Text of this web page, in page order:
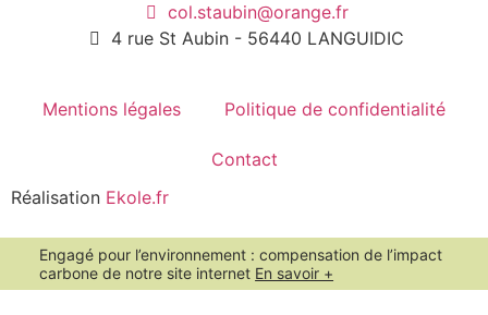
col.staubin@orange.fr
4 rue St Aubin - 56440 LANGUIDIC
Mentions légales Politique de confidentialité
Contact
Réalisation Ekole.fr
Engagé pour l’environnement : compensation de l’impact
carbone de notre site internet En savoir +